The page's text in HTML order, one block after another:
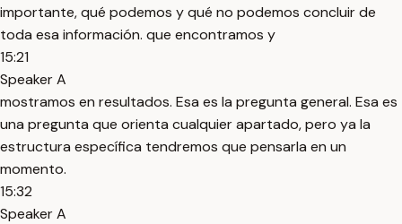
importante, qué podemos y qué no podemos concluir de
toda esa información. que encontramos y
15:21
Speaker A
mostramos en resultados. Esa es la pregunta general. Esa es
una pregunta que orienta cualquier apartado, pero ya la
estructura específica tendremos que pensarla en un
momento.
15:32
Speaker A